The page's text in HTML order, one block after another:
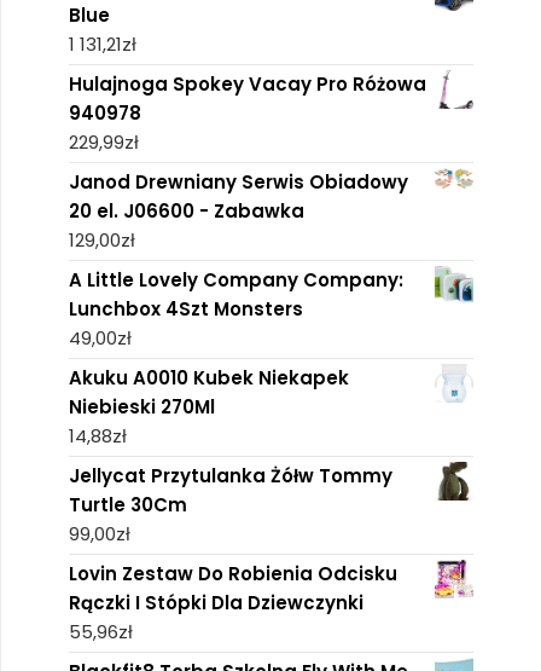
Blue
1 131,21zł
Hulajnoga Spokey Vacay Pro Różowa
940978
229,99zł
Janod Drewniany Serwis Obiadowy
20 el. J06600 - Zabawka
129,00zł
A Little Lovely Company Company:
Lunchbox 4Szt Monsters
49,00zł
Akuku A0010 Kubek Niekapek
Niebieski 270Ml
14,88zł
Jellycat Przytulanka Żółw Tommy
Turtle 30Cm
99,00zł
Lovin Zestaw Do Robienia Odcisku
Rączki I Stópki Dla Dziewczynki
55,96zł